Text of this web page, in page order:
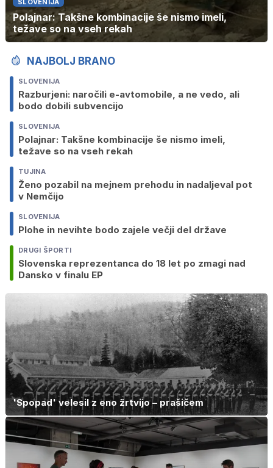
Polajnar: Takšne kombinacije še nismo imeli,
težave so na vseh rekah
NAJBOLJ BRANO
SLOVENIJA
Razburjeni: naročili e-avtomobile, a ne vedo, ali
bodo dobili subvencijo
SLOVENIJA
Polajnar: Takšne kombinacije še nismo imeli,
težave so na vseh rekah
TUJINA
Ženo pozabil na mejnem prehodu in nadaljeval pot
v Nemčijo
SLOVENIJA
Plohe in nevihte bodo zajele večji del države
DRUGI ŠPORTI
Slovenska reprezentanca do 18 let po zmagi nad
Dansko v finalu EP
'Spopad' velesil z eno žrtvijo – prašičem